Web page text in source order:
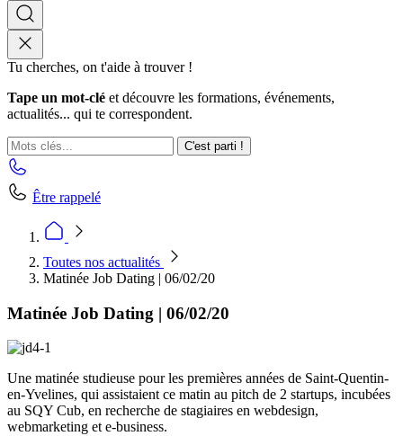
Tu cherches, on t'aide à trouver !
Tape un mot-clé et découvre les formations, événements,
actualités... qui te correspondent.
C'est parti !
Être rappelé
Toutes nos actualités
Matinée Job Dating | 06/02/20
Matinée Job Dating | 06/02/20
Une matinée studieuse pour les premières années de Saint-Quentin-
en-Yvelines, qui assistaient ce matin au pitch de 2 startups, incubées
au SQY Cub, en recherche de stagiaires en webdesign,
webmarketing et e-business.